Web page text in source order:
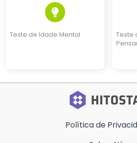
Teste de Idade Mental
Teste
Política de